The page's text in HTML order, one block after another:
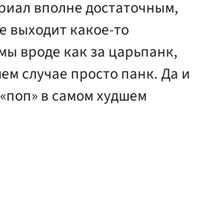
вполне достаточным,
выходит какое-то
вроде как за царьпанк,
случае просто панк. Да и
в самом худшем